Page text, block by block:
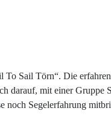
Sail Törn“. Die
darauf, mit einer Gruppe
noch Segelerfahrung